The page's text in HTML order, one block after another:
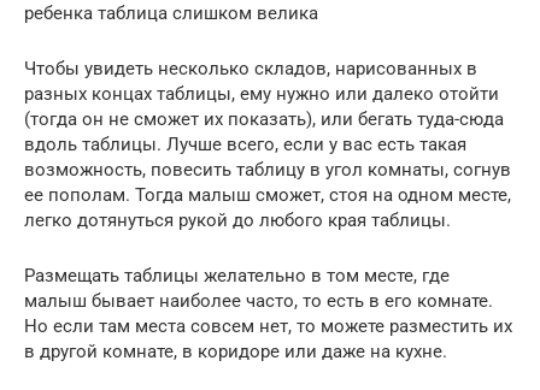
ребенка таблица слишком велика
Чтобы увидеть несколько складов, нарисованных в
разных концах таблицы, ему нужно или далеко отойти
(тогда он не сможет их показать), или бегать туда-сюда
вдоль таблицы. Лучше всего, если у вас есть такая
возможность, повесить таблицу в угол комнаты, согнув
ее пополам. Тогда малыш сможет, стоя на одном месте,
легко дотянуться рукой до любого края таблицы.
Размещать таблицы желательно в том месте, где
малыш бывает наиболее часто, то есть в его комнате.
Но если там места совсем нет, то можете разместить их
в другой комнате, в коридоре или даже на кухне.